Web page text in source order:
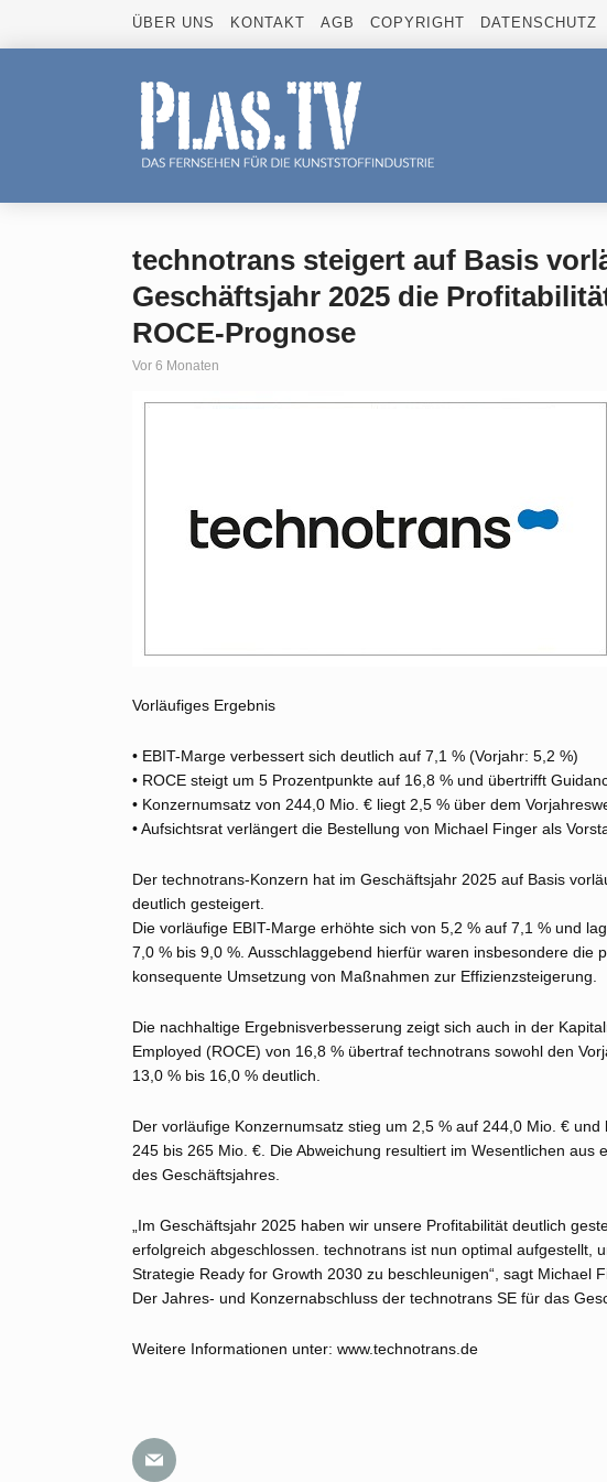
ÜBER UNS KONTAKT AGB COPYRIGHT DATENSCHUTZ
technotrans steigert auf Basis
Geschäftsjahr 2025 die
ROCE-Prognose
Vor 6 Monaten
Vorläufiges Ergebnis
• EBIT-Marge verbessert sich deutlich auf 7,1 % (Vorjahr: 5,2 %)
• ROCE steigt um 5 Prozentpunkte auf 16,8 % und übertrifft
• Konzernumsatz von 244,0 Mio. € liegt 2,5 % über dem
• Aufsichtsrat verlängert die Bestellung von Michael Finger als
Der technotrans-Konzern hat im Geschäftsjahr 2025 auf Basis
deutlich gesteigert.
Die vorläufige EBIT-Marge erhöhte sich von 5,2 % auf 7,1 % und
7,0 % bis 9,0 %. Ausschlaggebend hierfür waren insbesondere die
konsequente Umsetzung von Maßnahmen zur Effizienzsteigerung.
Die nachhaltige Ergebnisverbesserung zeigt sich auch in der
Employed (ROCE) von 16,8 % übertraf technotrans sowohl den
13,0 % bis 16,0 % deutlich.
Der vorläufige Konzernumsatz stieg um 2,5 % auf 244,0 Mio. €
245 bis 265 Mio. €. Die Abweichung resultiert im Wesentlichen
des Geschäftsjahres.
„Im Geschäftsjahr 2025 haben wir unsere Profitabilität deutlich
erfolgreich abgeschlossen. technotrans ist nun optimal aufgestellt,
Strategie Ready for Growth 2030 zu beschleunigen“, sagt Michael
Der Jahres- und Konzernabschluss der technotrans SE für das
Weitere Informationen unter: www.technotrans.de